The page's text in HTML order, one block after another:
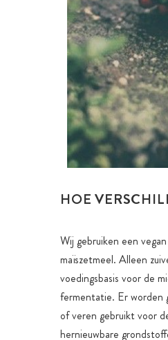
HOE
Wij gebruiken een
maïszetmeel. Alleen
voedingsbasis voor de
fermentatie. Er worden
of veren gebruikt voor
hernieuwbare